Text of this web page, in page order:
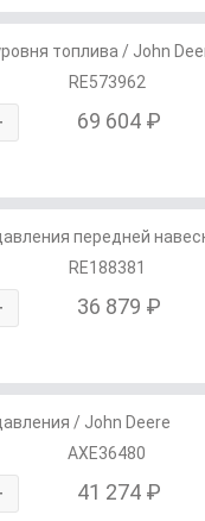
топлива / John
RE573962
69 604 ₽
передней
RE188381
36 879 ₽
/ John Deere
AXE36480
41 274 ₽